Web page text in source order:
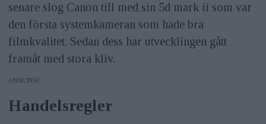
senare slog Canon till med sin 5d mark ii som var
den första systemkameran som hade bra
filmkvalitet. Sedan dess har utvecklingen gått
framåt med stora kliv.
ANNONS
Handelsregler